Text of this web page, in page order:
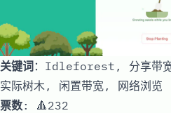
关键词：Idleforest, 分享带
实际树木, 闲置带宽, 网络浏览
票数: 🔺232